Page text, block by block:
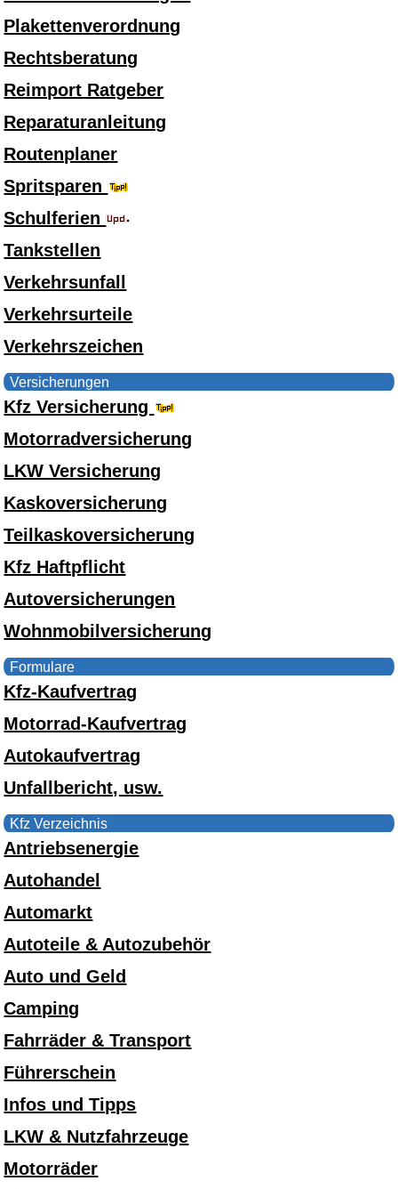
Plakettenverordnung
Rechtsberatung
Reimport Ratgeber
Reparaturanleitung
Routenplaner
Spritsparen
Schulferien
Tankstellen
Verkehrsunfall
Verkehrsurteile
Verkehrszeichen
Versicherungen
Kfz Versicherung
Motorradversicherung
LKW Versicherung
Kaskoversicherung
Teilkaskoversicherung
Kfz Haftpflicht
Autoversicherungen
Wohnmobilversicherung
Formulare
Kfz-Kaufvertrag
Motorrad-Kaufvertrag
Autokaufvertrag
Unfallbericht, usw.
Kfz Verzeichnis
Antriebsenergie
Autohandel
Automarkt
Autoteile & Autozubehör
Auto und Geld
Camping
Fahrräder & Transport
Führerschein
Infos und Tipps
LKW & Nutzfahrzeuge
Motorräder